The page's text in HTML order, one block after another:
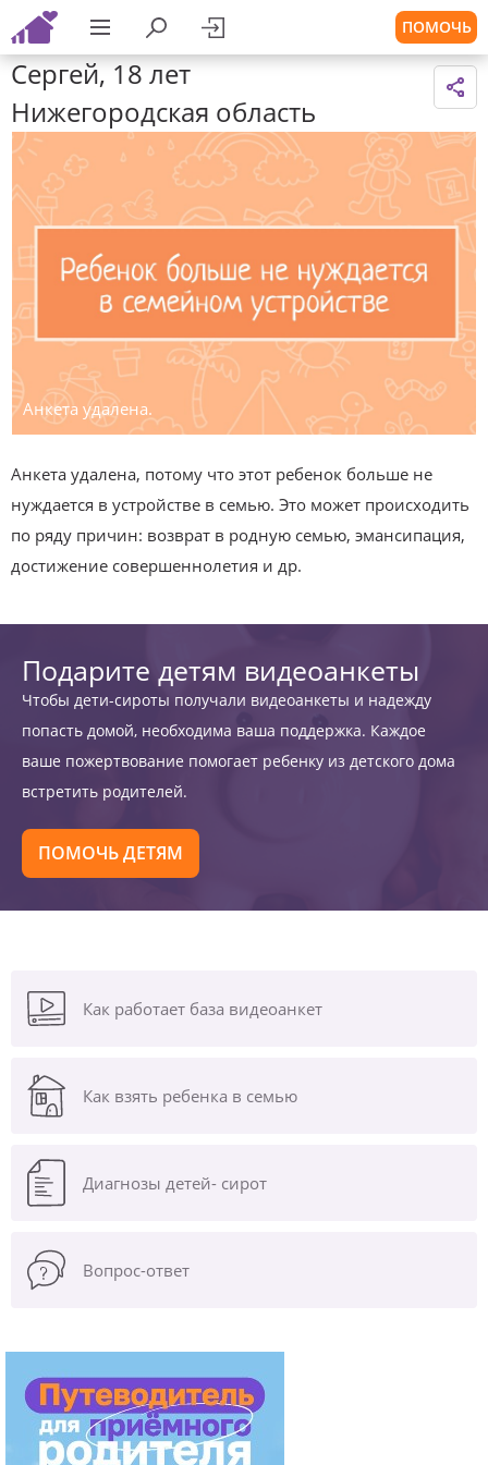
ПОМОЧЬ
Сергей, 18 лет
Нижегородская область
Анкета удалена.
Анкета удалена, потому что этот ребенок больше не
нуждается в устройстве в семью. Это может происходить
по ряду причин: возврат в родную семью, эмансипация,
достижение совершеннолетия и др.
Подарите детям видеоанкеты
Чтобы дети-сироты получали видеоанкеты и надежду
попасть домой, необходима ваша поддержка. Каждое
ваше пожертвование помогает ребенку из детского дома
встретить родителей.
ПОМОЧЬ ДЕТЯМ
Как работает база видеоанкет
Как взять ребенка в семью
Диагнозы детей- сирот
Вопрос-ответ